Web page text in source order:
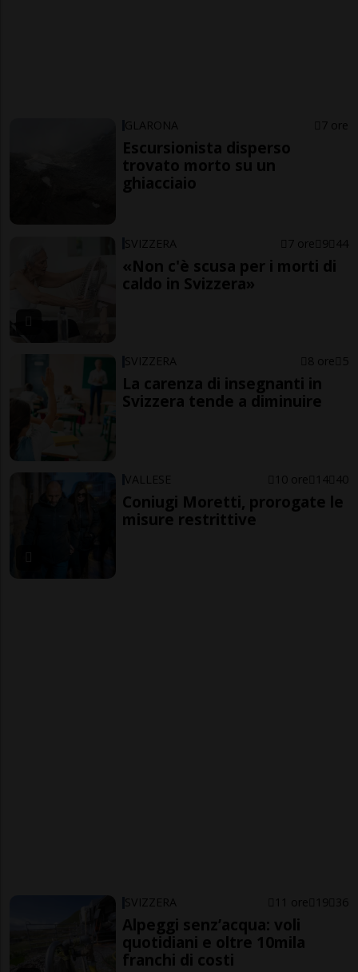
GLARONA 7 ore
Escursionista disperso
trovato morto su un
ghiacciaio
SVIZZERA 7 ore 9 44
«Non c'è scusa per i morti di
caldo in Svizzera»
SVIZZERA 8 ore 5
La carenza di insegnanti in
Svizzera tende a diminuire
VALLESE 10 ore 14 40
Coniugi Moretti, prorogate le
misure restrittive
SVIZZERA 11 ore 19 36
Alpeggi senz’acqua: voli
quotidiani e oltre 10mila
franchi di costi